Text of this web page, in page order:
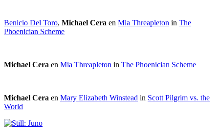
Benicio Del Toro, Michael Cera en Mia Threapleton in The
Phoenician Scheme
Michael Cera en Mia Threapleton in The Phoenician Scheme
Michael Cera en Mary Elizabeth Winstead in Scott Pilgrim vs. the
World